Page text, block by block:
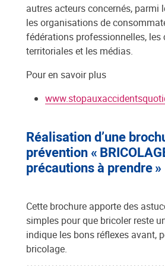
autres acteurs concernés, parmi
les organisations de
fédérations professionnelles, les
territoriales et les médias.
Pour en savoir plus
Réalisation d’une
prévention «
précautions à prendre »
Cette brochure apporte des
simples pour que bricoler reste
indique les bons réflexes avant,
bricolage.